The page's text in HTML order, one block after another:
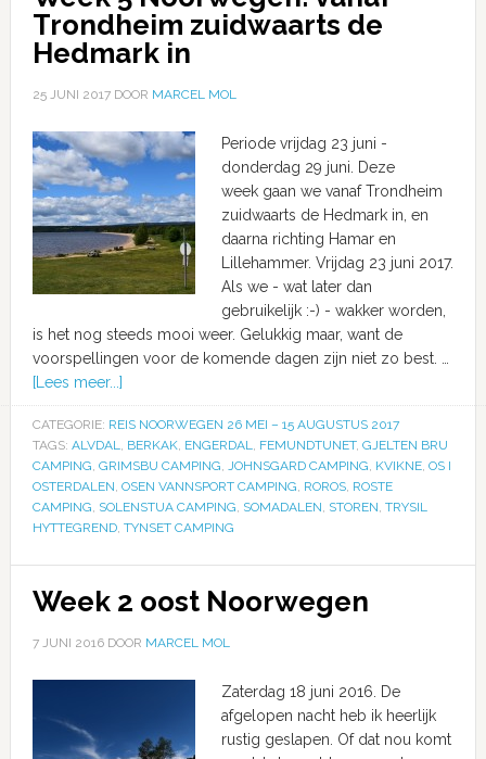
Trondheim zuidwaarts de
Hedmark in
25 JUNI 2017DOOR MARCEL MOL
Periode vrijdag 23 juni -
donderdag 29 juni. Deze
week gaan we vanaf Trondheim
zuidwaarts de Hedmark in, en
daarna richting Hamar en
Lillehammer. Vrijdag 23 juni 2017.
Als we - wat later dan
gebruikelijk :-) - wakker worden,
is het nog steeds mooi weer. Gelukkig maar, want de
voorspellingen voor de komende dagen zijn niet zo best. …
[Lees meer...]
CATEGORIE: REIS NOORWEGEN 26 MEI – 15 AUGUSTUS 2017
TAGS: ALVDAL, BERKAK, ENGERDAL, FEMUNDTUNET, GJELTEN BRU
CAMPING, GRIMSBU CAMPING, JOHNSGARD CAMPING, KVIKNE, OS I
OSTERDALEN, OSEN VANNSPORT CAMPING, ROROS, ROSTE
CAMPING, SOLENSTUA CAMPING, SOMADALEN, STOREN, TRYSIL
HYTTEGREND, TYNSET CAMPING
Week 2 oost Noorwegen
7 JUNI 2016DOOR MARCEL MOL
Zaterdag 18 juni 2016. De
afgelopen nacht heb ik heerlijk
rustig geslapen. Of dat nou komt